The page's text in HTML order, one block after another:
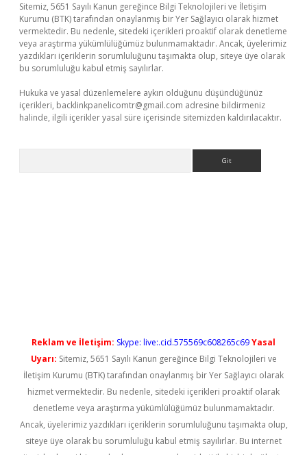
Sitemiz, 5651 Sayılı Kanun gereğince Bilgi Teknolojileri ve İletişim
Kurumu (BTK) tarafından onaylanmış bir Yer Sağlayıcı olarak hizmet
vermektedir. Bu nedenle, sitedeki içerikleri proaktif olarak denetleme
veya araştırma yükümlülüğümüz bulunmamaktadır. Ancak, üyelerimiz
yazdıkları içeriklerin sorumluluğunu taşımakta olup, siteye üye olarak
bu sorumluluğu kabul etmiş sayılırlar.
Hukuka ve yasal düzenlemelere aykırı olduğunu düşündüğünüz
içerikleri, backlinkpanelicomtr@gmail.com adresine bildirmeniz
halinde, ilgili içerikler yasal süre içerisinde sitemizden kaldırılacaktır.
Reklam ve İletişim: Skype: live:.cid.575569c608265c69Yasal
Uyarı: Sitemiz, 5651 Sayılı Kanun gereğince Bilgi Teknolojileri ve
İletişim Kurumu (BTK) tarafından onaylanmış bir Yer Sağlayıcı olarak
hizmet vermektedir. Bu nedenle, sitedeki içerikleri proaktif olarak
denetleme veya araştırma yükümlülüğümüz bulunmamaktadır.
Ancak, üyelerimiz yazdıkları içeriklerin sorumluluğunu taşımakta olup,
siteye üye olarak bu sorumluluğu kabul etmiş sayılırlar. Bu internet